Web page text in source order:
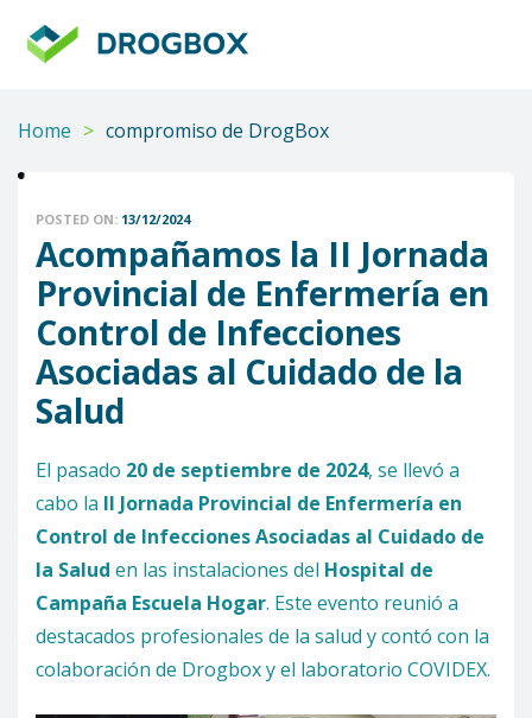
Home > compromiso de DrogBox
POSTED ON: 13/12/2024
Acompañamos la II Jornada
Provincial de Enfermería en
Control de Infecciones
Asociadas al Cuidado de la
Salud
El pasado 20 de septiembre de 2024, se llevó a
cabo la II Jornada Provincial de Enfermería en
Control de Infecciones Asociadas al Cuidado de
la Salud en las instalaciones del Hospital de
Campaña Escuela Hogar. Este evento reunió a
destacados profesionales de la salud y contó con la
colaboración de Drogbox y el laboratorio COVIDEX.